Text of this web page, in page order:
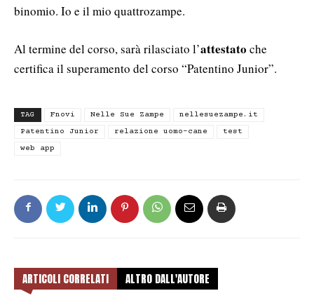
binomio. Io e il mio quattrozampe.
Al termine del corso, sarà rilasciato l’attestato che
certifica il superamento del corso “Patentino Junior”.
TAG Fnovi Nelle Sue Zampe
nellesuezampe.it
Patentino Junior
relazione uomo-cane
test
web app
ARTICOLI CORRELATI ALTRO DALL'AUTORE